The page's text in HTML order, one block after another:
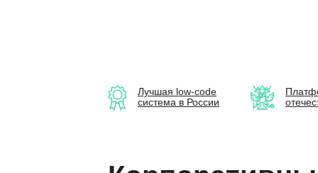
Лучшая low-code
система в России